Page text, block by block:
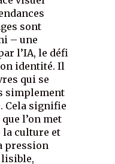
sont
– une
l’IA, le défi
identité. Il
qui se
simplement
Cela signifie
l’on met
la culture et
pression
lisible,